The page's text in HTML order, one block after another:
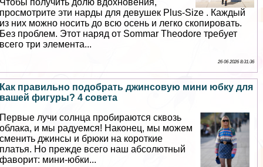
просмотрите эти нарды для дeвyшек Plus-Size . Каждый
из них можно носить до всю осень и легко скопировать.
Без проблем. Этот наряд от Sommar Theodore требует
всего три элемента...
26 06 2026 8:31:36
Как правильно подобрать джинсовую мини юбку для
вашей фигуры? 4 совета
Первые лучи солнца пробираются сквозь
облака, и мы радуемся! Наконец, мы можем
сменить джинсы и брюки на короткие
платья. Но прежде всего наш абсолютный
фаворит: мини-юбки...